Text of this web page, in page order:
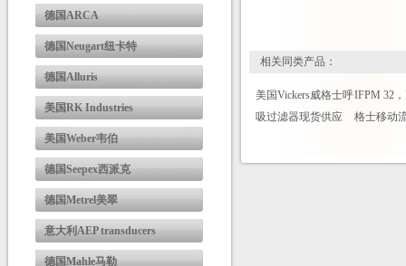
德国ARCA
德国Neugart纽卡特
德国Alluris
美国RK Industries
美国Weber韦伯
德国Seepex西派克
德国Metrel美翠
意大利AEP transducers
德国Mahle马勒
相关同类产品：
美国Vickers威格士呼
吸过滤器现货供应
IFPM 32
格士移动